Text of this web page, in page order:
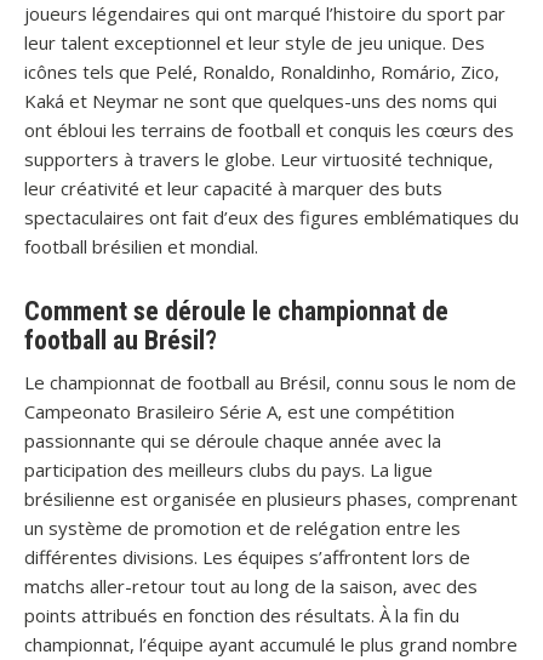
joueurs légendaires qui ont marqué l’histoire du sport par
leur talent exceptionnel et leur style de jeu unique. Des
icônes tels que Pelé, Ronaldo, Ronaldinho, Romário, Zico,
Kaká et Neymar ne sont que quelques-uns des noms qui
ont ébloui les terrains de football et conquis les cœurs des
supporters à travers le globe. Leur virtuosité technique,
leur créativité et leur capacité à marquer des buts
spectaculaires ont fait d’eux des figures emblématiques du
football brésilien et mondial.
Comment se déroule le championnat de
football au Brésil?
Le championnat de football au Brésil, connu sous le nom de
Campeonato Brasileiro Série A, est une compétition
passionnante qui se déroule chaque année avec la
participation des meilleurs clubs du pays. La ligue
brésilienne est organisée en plusieurs phases, comprenant
un système de promotion et de relégation entre les
différentes divisions. Les équipes s’affrontent lors de
matchs aller-retour tout au long de la saison, avec des
points attribués en fonction des résultats. À la fin du
championnat, l’équipe ayant accumulé le plus grand nombre